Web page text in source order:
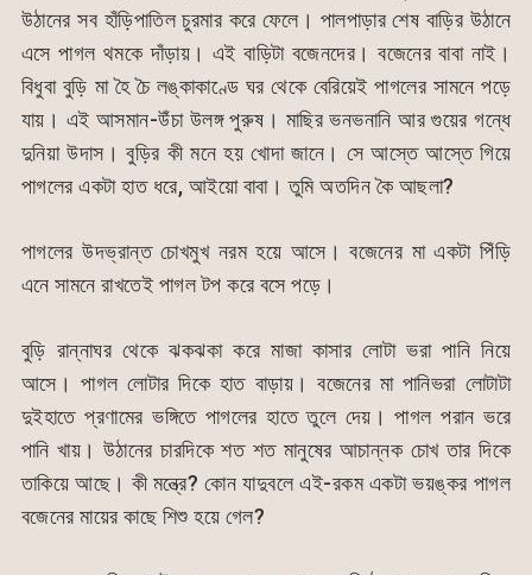
উঠানের সব হাঁড়িপাতিল চুরমার করে ফেলে। পালপাড়ার শেষ বাড়ির উঠানে
এসে পাগল থমকে দাঁড়ায়। এই বাড়িটা বজেনদের। বজেনের বাবা নাই।
বিধুবা বুড়ি মা হৈ চৈ লঙ্কাকাণ্ডে ঘর থেকে বেরিয়েই পাগলের সামনে পড়ে
যায়। এই আসমান-উঁচা উলঙ্গ পুরুষ। মাছির ভনভনানি আর গুয়ের গন্ধে
দুনিয়া উদাস। বুড়ির কী মনে হয় খোদা জানে। সে আস্তে আস্তে গিয়ে
পাগলের একটা হাত ধরে, আইয়ো বাবা। তুমি অতদিন কৈ আছলা?
পাগলের উদভ্রান্ত চোখমুখ নরম হয়ে আসে। বজেনের মা একটা পিঁড়ি
এনে সামনে রাখতেই পাগল টপ করে বসে পড়ে।
বুড়ি রান্নাঘর থেকে ঝকঝকা করে মাজা কাসার লোটা ভরা পানি নিয়ে
আসে। পাগল লোটার দিকে হাত বাড়ায়। বজেনের মা পানিভরা লোটাটা
দুইহাতে প্রণামের ভঙ্গিতে পাগলের হাতে তুলে দেয়। পাগল পরান ভরে
পানি খায়। উঠানের চারদিকে শত শত মানুষের আচান্নক চোখ তার দিকে
তাকিয়ে আছে। কী মন্ত্রে? কোন যাদুবলে এই-রকম একটা ভয়ঙ্কর পাগল
বজেনের মায়ের কাছে শিশু হয়ে গেল?